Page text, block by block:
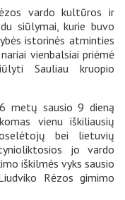
vardo kultūros ir
siūlymai, kurie buvo
istorinės atminties
vienbalsiai priėmė
Sauliau kruopio
metų sausio 9 dieną
vienu iškiliausių
bei lietuvių
jo vardo
iškilmės vyks sausio
Rėzos gimimo